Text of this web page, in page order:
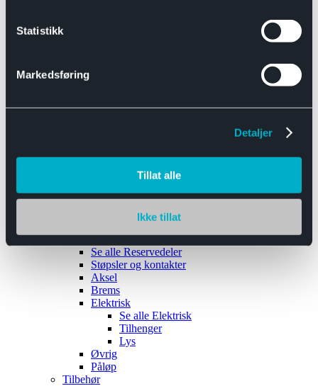
Statistikk
Markedsføring
Detaljer
Tillat alle
Ikke tillat
Båthengere
Reservedeler
Se alle Reservedeler
Støpsler og kontakter
Aksel
Brems
Elektrisk
Se alle Elektrisk
Tilhenger
Lys
Øvrig
Påløp
Tilbehør